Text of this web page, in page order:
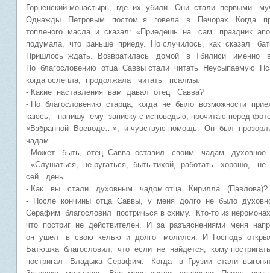
Горненский монастырь, где их убили. Они стали первыми
Однажды Петровым постом я говела в Печорах. Когда
топленого масла и сказал: «Приедешь на сам праздник
подумала, что раньше приеду. Но случилось, как
Пришлось ждать. Возвратилась домой в Тбилиси
По благословению отца Саввы стали читать Неусыпаемую
когда ослепла, продолжала читать псалмы.
- Какие наставления вам давал отец Савва?
- По благословению старца, когда не было возможности
каюсь, напишу ему записку с исповедью, прочитаю перед
«Взбранной Воеводе…», и чувствую помощь. Он был
чадам.
- Может быть, отец Савва оставил своим чадам духовное
- «Слушаться, не ругаться, быть тихой, работать
сей день.
- Как вы стали духовным чадом отца Кирилла (Павлова)?
- После кончины отца Саввы, у меня долго не было
Серафим благословил постричься в схиму. Кто-то из
что постриг не действителен. И за разъяснениями меня
он ушел в свою келью и долго молился. И Господь
Батюшка благословил, что если не найдется, кому
постригал Владыка Серафим. Когда в Грузии стали